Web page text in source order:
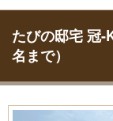
たびの邸宅 冠-
名まで）